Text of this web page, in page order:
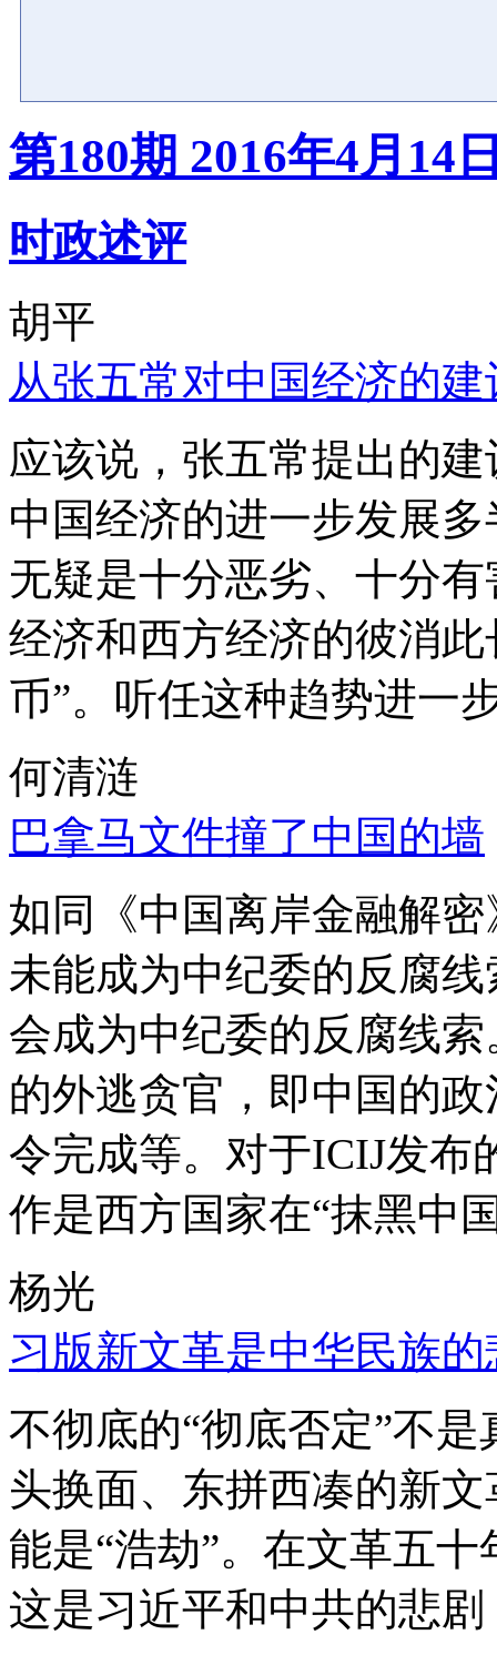
第180期 2016年4月14
时政述评
胡平
从张五常对中国经济的
应该说，张五常提出的
中国经济的进一步发展
无疑是十分恶劣、十分
经济和西方经济的彼消
币”。听任这种趋势进一
何清涟
巴拿马文件撞了中国的墙
如同《中国离岸金融解
未能成为中纪委的反腐
会成为中纪委的反腐线
的外逃贪官，即中国的
令完成等。对于ICIJ发布
作是西方国家在“抹黑中
杨光
习版新文革是中华民族的
不彻底的“彻底否定”不
头换面、东拼西凑的新
能是“浩劫”。在文革五
这是习近平和中共的悲